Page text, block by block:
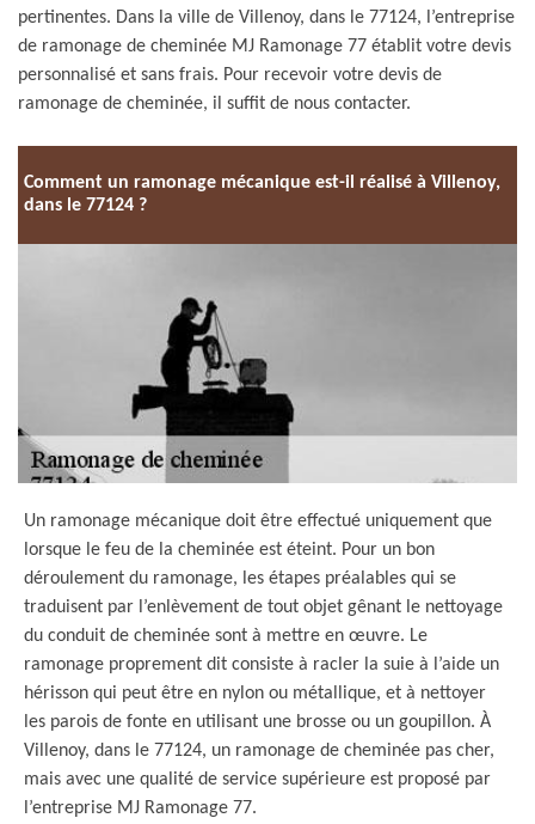
pertinentes. Dans la ville de Villenoy, dans le 77124, l’entreprise
de ramonage de cheminée MJ Ramonage 77 établit votre devis
personnalisé et sans frais. Pour recevoir votre devis de
ramonage de cheminée, il suffit de nous contacter.
Comment un ramonage mécanique est-il réalisé à Villenoy,
dans le 77124 ?
Un ramonage mécanique doit être effectué uniquement que
lorsque le feu de la cheminée est éteint. Pour un bon
déroulement du ramonage, les étapes préalables qui se
traduisent par l’enlèvement de tout objet gênant le nettoyage
du conduit de cheminée sont à mettre en œuvre. Le
ramonage proprement dit consiste à racler la suie à l’aide un
hérisson qui peut être en nylon ou métallique, et à nettoyer
les parois de fonte en utilisant une brosse ou un goupillon. À
Villenoy, dans le 77124, un ramonage de cheminée pas cher,
mais avec une qualité de service supérieure est proposé par
l’entreprise MJ Ramonage 77.